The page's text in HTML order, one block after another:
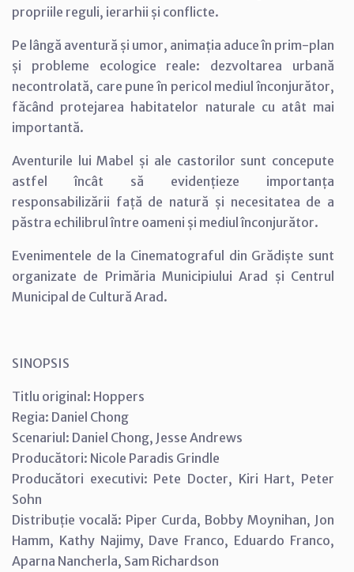
propriile reguli, ierarhii și conflicte.
Pe lângă aventură și umor, animația aduce în prim-plan
și probleme ecologice reale: dezvoltarea urbană
necontrolată, care pune în pericol mediul înconjurător,
făcând protejarea habitatelor naturale cu atât mai
importantă.
Aventurile lui Mabel și ale castorilor sunt concepute
astfel încât să evidențieze importanța
responsabilizării față de natură și necesitatea de a
păstra echilibrul între oameni și mediul înconjurător.
Evenimentele de la Cinematograful din Grădiște sunt
organizate de Primăria Municipiului Arad și Centrul
Municipal de Cultură Arad.
SINOPSIS
Titlu original: Hoppers
Regia: Daniel Chong
Scenariul: Daniel Chong, Jesse Andrews
Producători: Nicole Paradis Grindle
Producători executivi: Pete Docter, Kiri Hart, Peter
Sohn
Distribuție vocală: Piper Curda, Bobby Moynihan, Jon
Hamm, Kathy Najimy, Dave Franco, Eduardo Franco,
Aparna Nancherla, Sam Richardson